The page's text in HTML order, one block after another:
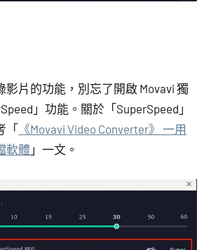
片的功能，別忘了開啟 Movavi 獨
」功能。關於「SuperSpeed」
「 《Movavi Video Converter》 一用
軟體 」一文。